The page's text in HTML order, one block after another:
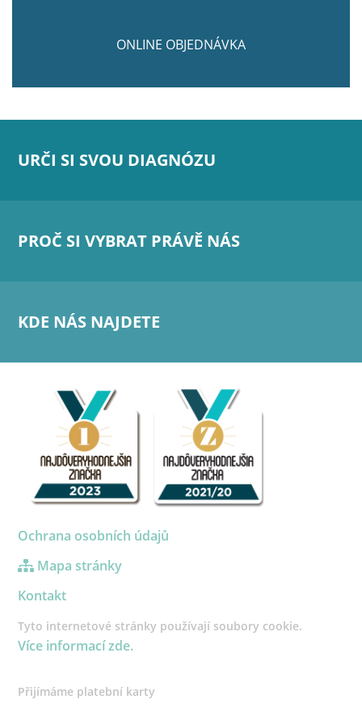
ONLINE OBJEDNÁVKA
URČI SI SVOU DIAGNÓZU
PROČ SI VYBRAT PRÁVĚ NÁS
KDE NÁS NAJDETE
Ochrana osobních údajů
Mapa stránky
Kontakt
Tyto internetové stránky používají soubory cookie.
Více informací zde.
Přijímáme platební karty